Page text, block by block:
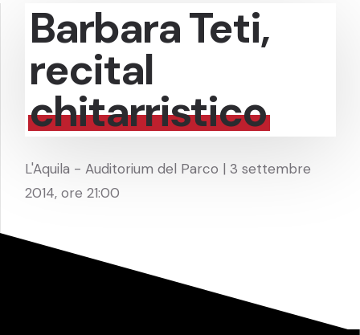
Barbara Teti,
recital
chitarristico
L'Aquila - Auditorium del Parco | 3 settembre
2014, ore 21:00